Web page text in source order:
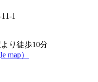
1
より徒歩10分
map）